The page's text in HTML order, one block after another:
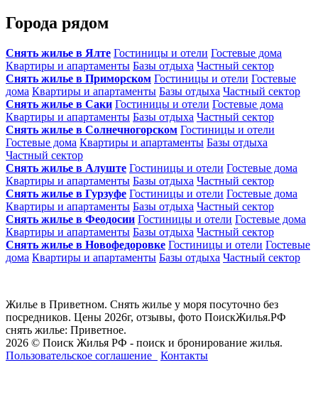
Города рядом
Снять жилье в Ялте Гостиницы и отели Гостевые дома
Квартиры и апартаменты Базы отдыха Частный сектор
Снять жилье в Приморском Гостиницы и отели Гостевые
дома Квартиры и апартаменты Базы отдыха Частный сектор
Снять жилье в Саки Гостиницы и отели Гостевые дома
Квартиры и апартаменты Базы отдыха Частный сектор
Снять жилье в Солнечногорском Гостиницы и отели
Гостевые дома Квартиры и апартаменты Базы отдыха
Частный сектор
Снять жилье в Алуште Гостиницы и отели Гостевые дома
Квартиры и апартаменты Базы отдыха Частный сектор
Снять жилье в Гурзуфе Гостиницы и отели Гостевые дома
Квартиры и апартаменты Базы отдыха Частный сектор
Снять жилье в Феодосии Гостиницы и отели Гостевые дома
Квартиры и апартаменты Базы отдыха Частный сектор
Снять жилье в Новофедоровке Гостиницы и отели Гостевые
дома Квартиры и апартаменты Базы отдыха Частный сектор
Жилье в Приветном. Снять жилье у моря посуточно без
посредников. Цены 2026г, отзывы, фото ПоискЖилья.РФ
снять жилье: Приветное.
2026 © Поиск Жилья РФ - поиск и бронирование жилья.
Пользовательское соглашение
Контакты